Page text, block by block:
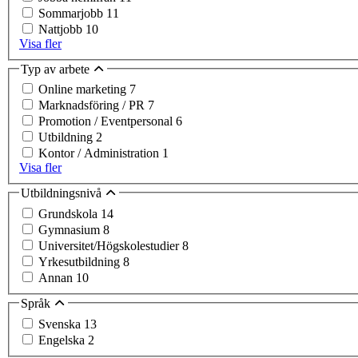
Sommarjobb 11
Nattjobb 10
Visa fler
Typ av arbete
Online marketing 7
Marknadsföring / PR 7
Promotion / Eventpersonal 6
Utbildning 2
Kontor / Administration 1
Visa fler
Utbildningsnivå
Grundskola 14
Gymnasium 8
Universitet/Högskolestudier8
Yrkesutbildning 8
Annan 10
Språk
Svenska 13
Engelska 2